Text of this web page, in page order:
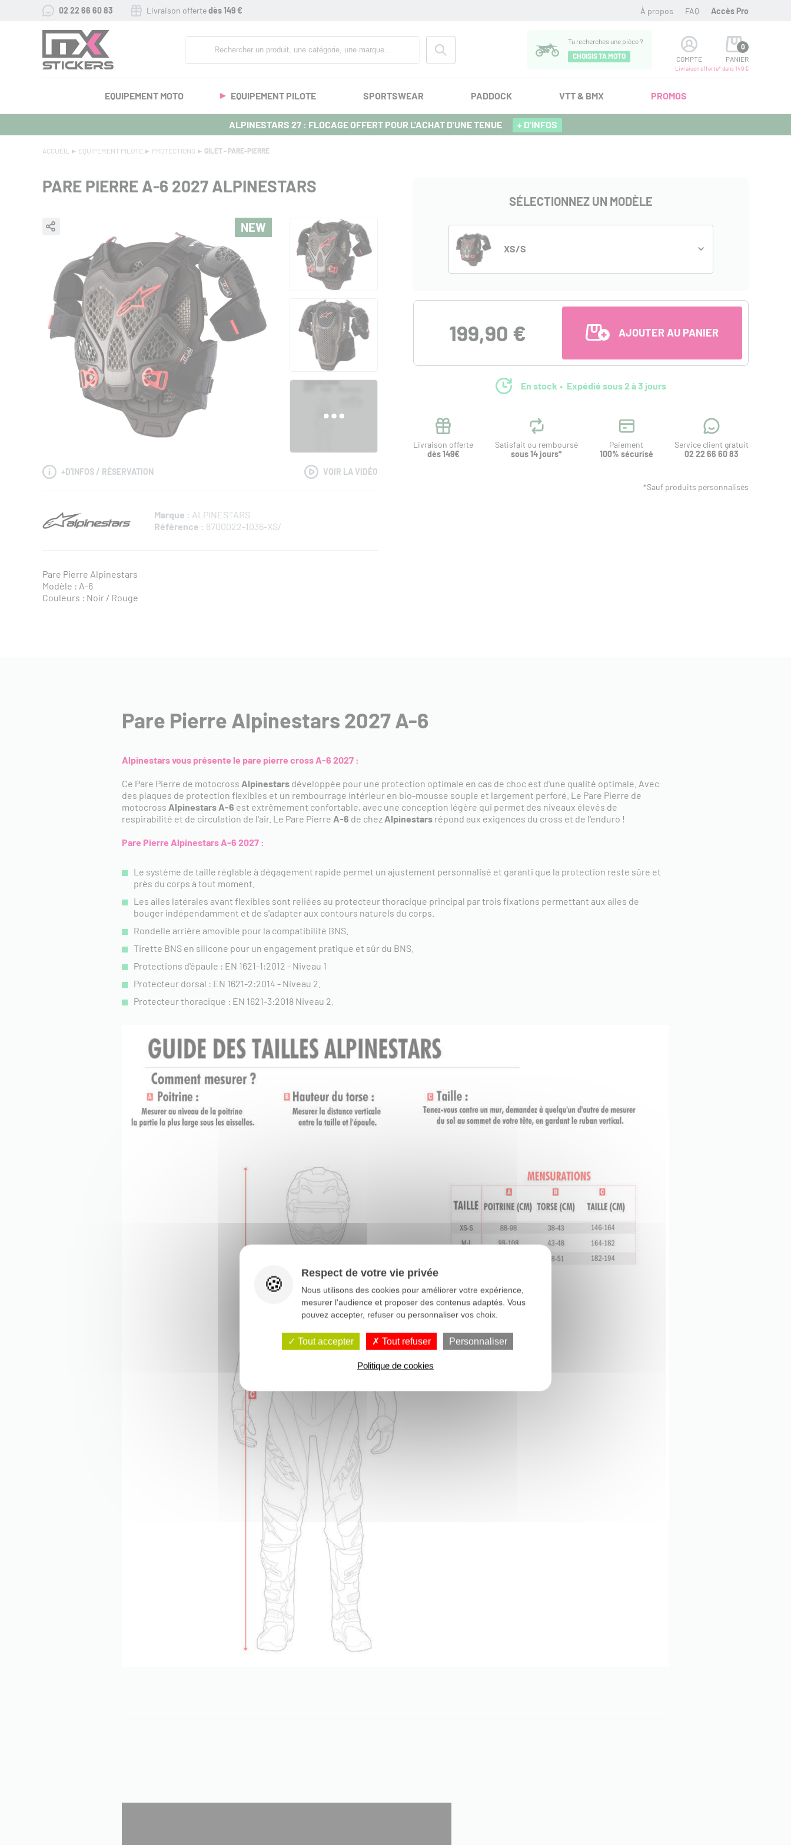
02 22 66 60 83 Livraison offertedès 149 € À propos FAQ Accès Pro
Tu recherches une pièce ?
CHOISIS TA MOTO
COMPTE
0
PANIER
Livraison offerte* dans 149 €
EQUIPEMENT MOTO EQUIPEMENT PILOTE SPORTSWEAR PADDOCK VTT & BMX PROMOS
ALPINESTARS 27 : FLOCAGE OFFERT POUR L'ACHAT D'UNE TENUE + D'INFOS
ACCUEIL EQUIPEMENT PILOTE PROTECTIONS GILET - PARE-PIERRE
PARE PIERRE A-6 2027 ALPINESTARS
NEW
+D'INFOS / RÉSERVATION VOIR LA VIDÉO
Marque : ALPINESTARS
Référence : 6700022-1036-XS/
Pare Pierre Alpinestars
Modèle : A-6
Couleurs : Noir / Rouge
SÉLECTIONNEZ UN MODÈLE
XS/S
199,90 € AJOUTER AU PANIER
En stock Expédié sous 2 à 3 jours
Livraison offerte
dès 149€
Satisfait ou remboursé
sous 14 jours*
Paiement
100% sécurisé
Service client gratuit
02 22 66 60 83
*Sauf produits personnalisés
Pare Pierre Alpinestars 2027 A-6
Alpinestars vous présente le pare pierre cross A-6 2027 :
Ce Pare Pierre de motocross Alpinestars développée pour une protection optimale en cas de choc est d'une qualité optimale. Avec
des plaques de protection flexibles et un rembourrage intérieur en bio-mousse souple et largement perforé. Le Pare Pierre de
motocross Alpinestars A-6 est extrêmement confortable, avec une conception légère qui permet des niveaux élevés de
respirabilité et de circulation de l'air. Le Pare Pierre A-6 de chez Alpinestars répond aux exigences du cross et de l'enduro !
Pare Pierre Alpinestars A-6 2027 :
Le système de taille réglable à dégagement rapide permet un ajustement personnalisé et garanti que la protection reste sûre et
près du corps à tout moment.
Les ailes latérales avant flexibles sont reliées au protecteur thoracique principal par trois fixations permettant aux ailes de
bouger indépendamment et de s'adapter aux contours naturels du corps.
Rondelle arrière amovible pour la compatibilité BNS.
Tirette BNS en silicone pour un engagement pratique et sûr du BNS.
Protections d'épaule : EN 1621-1:2012 - Niveau 1
Protecteur dorsal : EN 1621-2:2014 - Niveau 2.
Protecteur thoracique : EN 1621-3:2018 Niveau 2.
Respect de votre vie privée
Nous utilisons des cookies pour améliorer votre expérience,
mesurer l'audience et proposer des contenus adaptés. Vous
pouvez accepter, refuser ou personnaliser vos choix.
Tout accepter Tout refuser Personnaliser
Politique de cookies